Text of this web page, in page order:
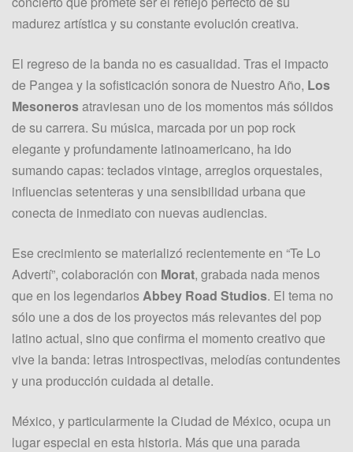
madurez artística y su constante evolución creativa.
El regreso de la banda no es casualidad. Tras el impacto
de Pangea y la sofisticación sonora de Nuestro Año, Los
Mesonerosatraviesan uno de los momentos más sólidos
de su carrera. Su música, marcada por un pop rock
elegante y profundamente latinoamericano, ha ido
sumando capas: teclados vintage, arreglos orquestales,
influencias setenteras y una sensibilidad urbana que
conecta de inmediato con nuevas audiencias.
Ese crecimiento se materializó recientemente en “Te Lo
Advertí”, colaboración con Morat, grabada nada menos
que en los legendariosAbbey Road Studios. El tema no
sólo une a dos de los proyectos más relevantes del pop
latino actual, sino que confirma el momento creativo que
vive la banda: letras introspectivas, melodías contundentes
y una producción cuidada al detalle.
México, y particularmente la Ciudad de México, ocupa un
lugar especial en esta historia. Más que una parada